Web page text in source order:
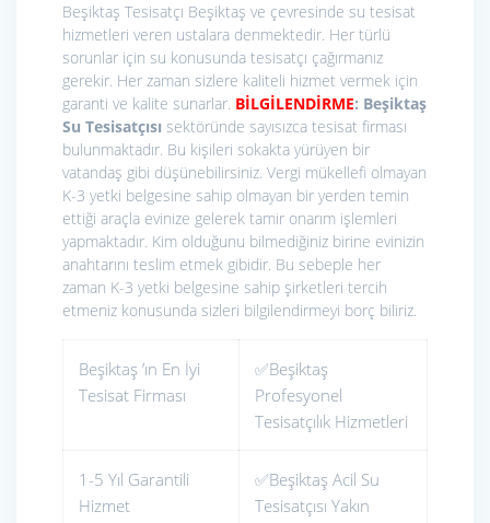
Beşiktaş Tesisatçı Beşiktaş ve çevresinde su tesisat
hizmetleri veren ustalara denmektedir. Her türlü
sorunlar için su konusunda tesisatçı çağırmanız
gerekir. Her zaman sizlere kaliteli hizmet vermek için
garanti ve kalite sunarlar. BİLGİLENDİRME: Beşiktaş
Su Tesisatçısı sektöründe sayısızca tesisat firması
bulunmaktadır. Bu kişileri sokakta yürüyen bir
vatandaş gibi düşünebilirsiniz. Vergi mükellefi olmayan
K-3 yetki belgesine sahip olmayan bir yerden temin
ettiği araçla evinize gelerek tamir onarım işlemleri
yapmaktadır. Kim olduğunu bilmediğiniz birine evinizin
anahtarını teslim etmek gibidir. Bu sebeple her
zaman K-3 yetki belgesine sahip şirketleri tercih
etmeniz konusunda sizleri bilgilendirmeyi borç biliriz.
Beşiktaş ’ın En İyi
Tesisat Firması
✅Beşiktaş
Profesyonel
Tesisatçılık Hizmetleri
1-5 Yıl Garantili
Hizmet
✅Beşiktaş Acil Su
Tesisatçısı Yakın